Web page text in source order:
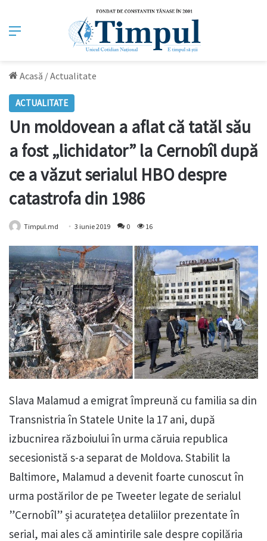
Meniu
Acasă /Actualitate
ACTUALITATE
Un moldovean a aflat că tatăl său
a fost „lichidator” la Cernobîl după
ce a văzut serialul HBO despre
catastrofa din 1986
Timpul.md 3 iunie 2019 0 16
Slava Malamud a emigrat împreună cu familia sa din
Transnistria în Statele Unite la 17 ani, după
izbucnirea războiului în urma căruia republica
secesionistă s-a separat de Moldova. Stabilit la
Baltimore, Malamud a devenit foarte cunoscut în
urma postărilor de pe Tweeter legate de serialul
”Cernobîl” și acuratețea detaliilor prezentate în
serial, mai ales că amintirile sale despre copilăria